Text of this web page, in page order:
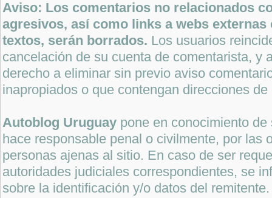
Aviso: Los comentarios no relacionados
agresivos, así como links a webs
textos, serán borrados. Los usuarios
cancelación de su cuenta de comentarista, y
derecho a eliminar sin previo aviso
inapropiados o que contengan direcciones
Autoblog Uruguay pone en conocimiento
hace responsable penal o civilmente, por las
personas ajenas al sitio. En caso de ser
autoridades judiciales correspondientes, se
sobre la identificación y/o datos del remitente.